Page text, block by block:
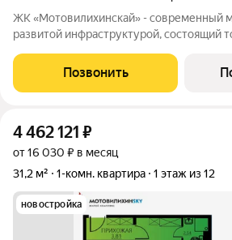
ЖК «Мотовилихинскай» - современный
развитой инфраструктурой, состоящий
кварталами на территории 22 Га 1.
технологий строительства с
Позвонить
4 462 121 ₽
от 16 030 ₽ в месяц
31,2 м²
1-комн. квартира 1 этаж из 12
новостройка